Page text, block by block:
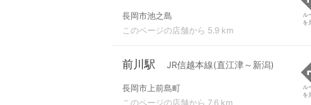
長岡市池之島
このページの店舗から 5.9 km
ル
を
前川駅 JR信越本線(直江津～新潟)
長岡市上前島町
このページの店舗から 7.6 km
ル
を